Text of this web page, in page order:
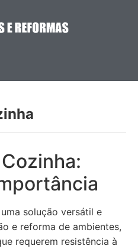
solução versátil e
e reforma de ambientes,
requerem resistência à